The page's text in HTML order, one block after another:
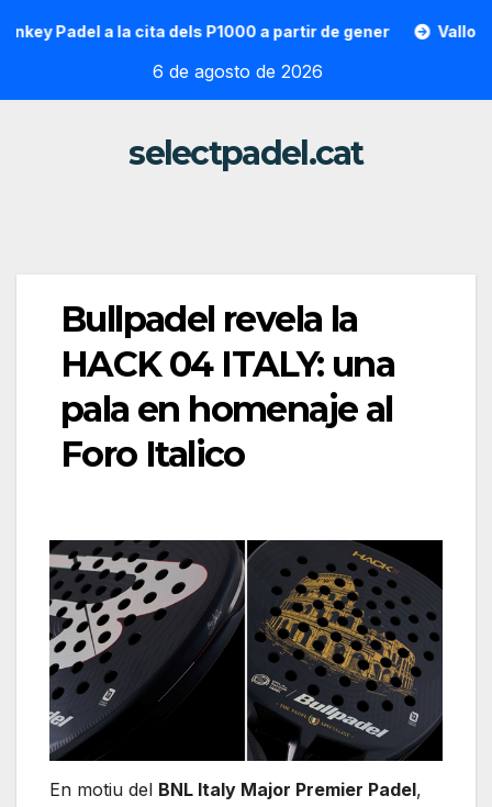
a la cita dels P1000 a partir de gener Vallon
6 de agosto de 2026
selectpadel.cat
Bullpadel revela la
HACK 04 ITALY: una
pala en homenaje al
Foro Italico
En motiu del BNL Italy Major Premier Padel,